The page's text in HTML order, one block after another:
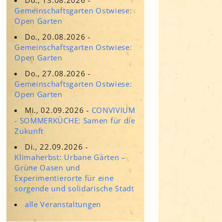
Grün in Sicht
Garten der Sinne
Interkultureller Garten
Blumenau
Kultgarten der WerkBox3
Piazza Zenetti
Südgarten
Tauschgarten Schwabing-
Milbertshofen
Waldschmausgarten
Adressen für Gartenbedarf
Erde & Kompost
Gemeinschaftsgarten Ostwiese:
Open Garten
Do., 20.08.2026 -
Gemeinschaftsgarten Ostwiese:
Open Garten
Do., 27.08.2026 -
Gemeinschaftsgarten Ostwiese:
Open Garten
Mi., 02.09.2026 - CONVIVIUM
- SOMMERKÜCHE: Samen für die
Zukunft
Di., 22.09.2026 -
Klimaherbst: Urbane Gärten –
Grüne Oasen und
Experimentierorte für eine
sorgende und solidarische Stadt
alle Veranstaltungen